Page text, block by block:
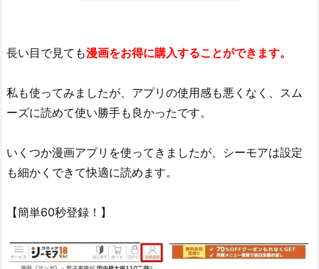
長い目で見ても漫画をお得に購入することができます。
私も使ってみましたが、アプリの使用感も悪くなく、スム
ーズに読めて使い勝手も良かったです。
いくつか漫画アプリを使ってきましたが、シーモアは設定
も細かくできて快適に読めます。
【簡単60秒登録！】